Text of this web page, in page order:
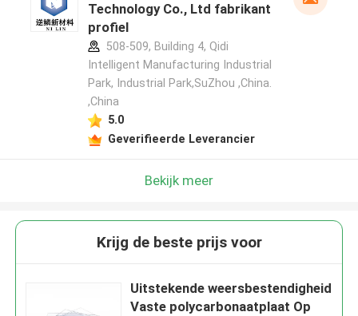
Technology Co., Ltd fabrikant
profiel
508-509, Building 4, Qidi
Intelligent Manufacturing Industrial
Park, Industrial Park,SuZhou ,China.
,China
5.0
Geverifieerde Leverancier
Bekijk meer
Krijg de beste prijs voor
Uitstekende weersbestendigheid
Vaste polycarbonaatplaat Op